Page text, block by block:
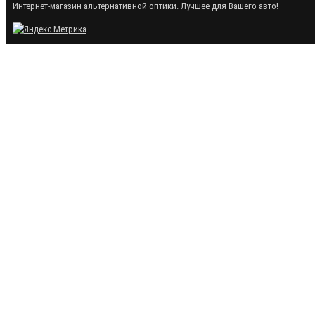
Интернет-магазин альтернативной оптики. Лучшее для Вашего авто!